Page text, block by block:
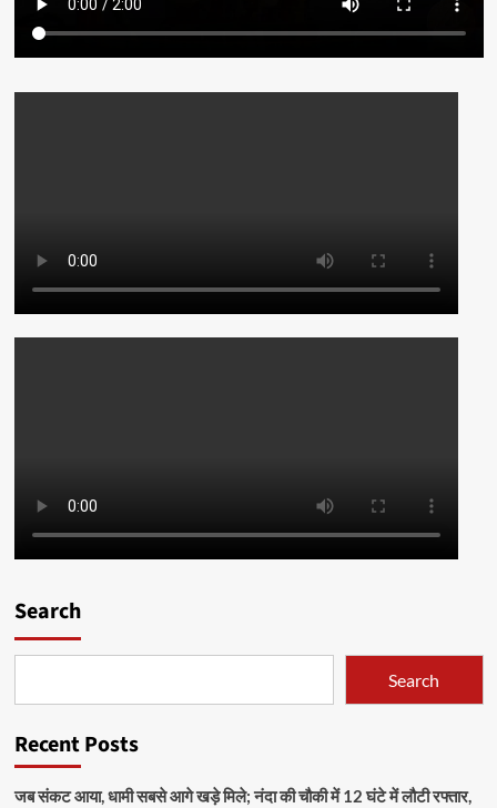
Search
Search
Recent Posts
जब संकट आया, धामी सबसे आगे खड़े मिले; नंदा की चौकी में 12 घंटे में लौटी रफ्तार,